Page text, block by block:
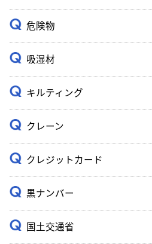
危険物
吸湿材
キルティング
クレーン
クレジットカード
黒ナンバー
国土交通省